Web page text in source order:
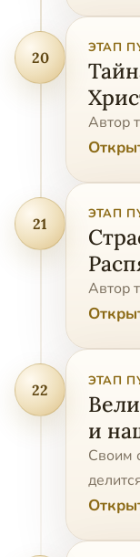
20
ЭТАП
Автор
21
ЭТАП
Автор
22
ЭТАП
и
Своим